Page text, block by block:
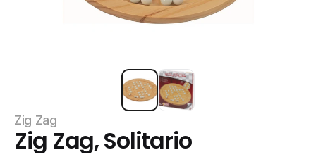
Zig Zag
Zig Zag, Solitario